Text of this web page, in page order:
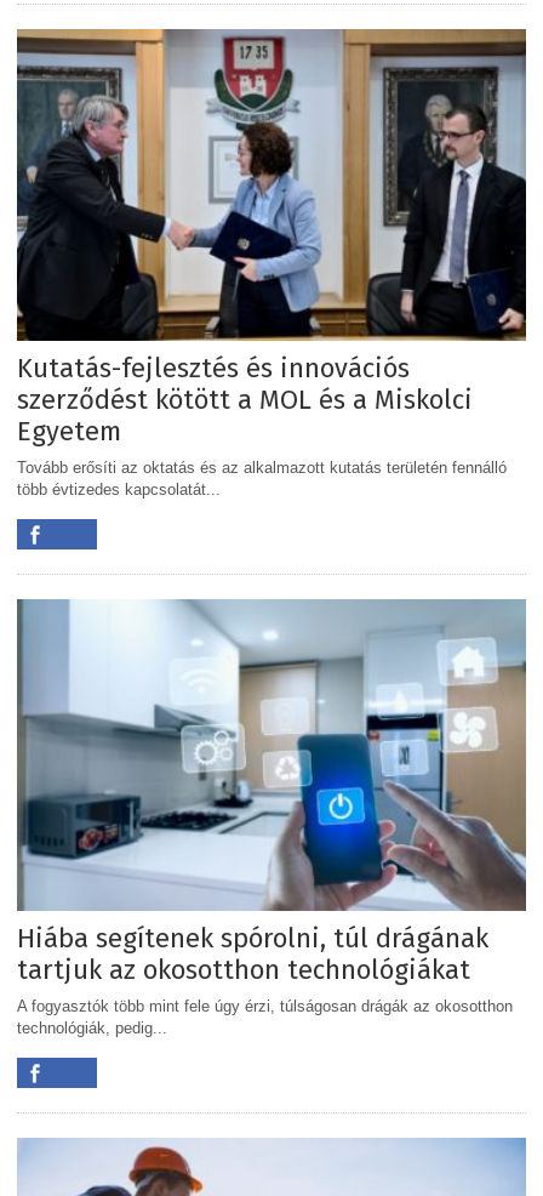
Kutatás-fejlesztés és innovációs
szerződést kötött a MOL és a Miskolci
Egyetem
Tovább erősíti az oktatás és az alkalmazott kutatás területén fennálló
több évtizedes kapcsolatát...
Hiába segítenek spórolni, túl drágának
tartjuk az okosotthon technológiákat
A fogyasztók több mint fele úgy érzi, túlságosan drágák az okosotthon
technológiák, pedig...